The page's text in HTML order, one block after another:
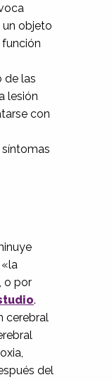
un objeto
de las
lesión
con
o por
.
cerebral
del